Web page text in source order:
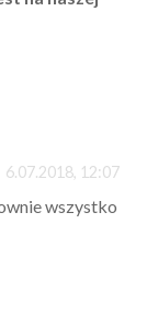
6.07.2018, 12:07
wszystko